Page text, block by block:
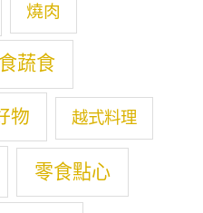
燒肉
蔬食
物 越式料理
零食點心